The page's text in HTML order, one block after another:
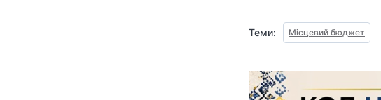
Теми: Місцевий бюджет